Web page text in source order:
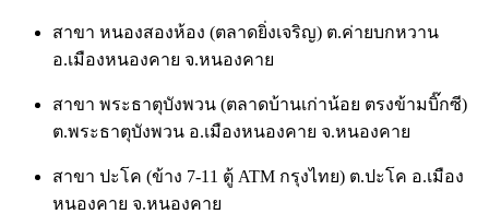
สาขา หนองสองห้อง (ตลาดยิ่งเจริญ) ต.ค่ายบกหวาน
อ.เมืองหนองคาย จ.หนองคาย
สาขา พระธาตุบังพวน (ตลาดบ้านเก่าน้อย ตรงข้ามบิ๊กซี)
ต.พระธาตุบังพวน อ.เมืองหนองคาย จ.หนองคาย
สาขา ปะโค (ข้าง 7-11 ตู้ ATM กรุงไทย) ต.ปะโค อ.เมือง
หนองคาย จ.หนองคาย